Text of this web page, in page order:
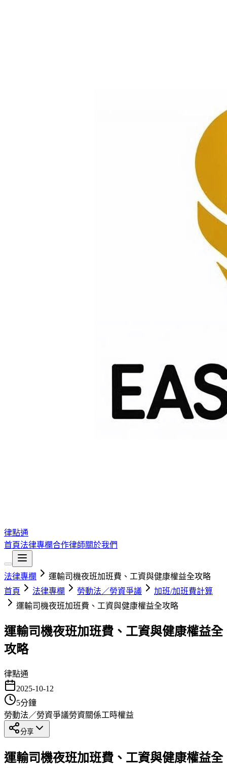
律點通
首頁法律專欄合作律師關於我們
法律專欄
運輸司機夜班加班費、工資與健康權益全攻略
首頁
法律專欄 勞動法／勞資爭議
加班/加班費計算
運輸司機夜班加班費、工資與健康權益全攻略
運輸司機夜班加班費、工資與健康權益全
攻略
律點通
2025-10-12
5分鐘
勞動法／勞資爭議勞資關係工時權益
分享
運輸司機夜班加班費、工資與健康權益全